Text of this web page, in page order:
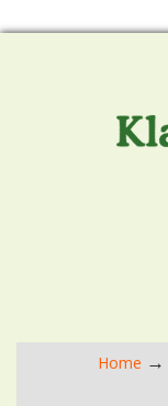
Home →